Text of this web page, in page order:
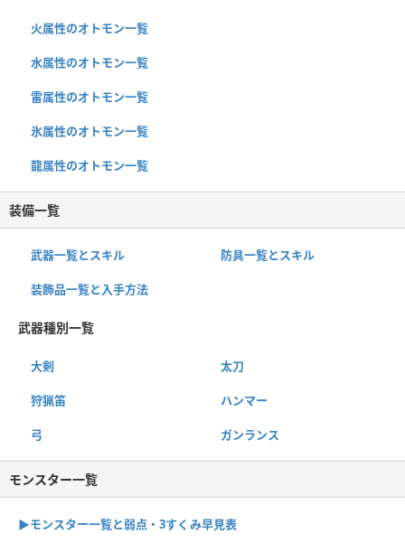
火属性のオトモン一覧
水属性のオトモン一覧
雷属性のオトモン一覧
氷属性のオトモン一覧
龍属性のオトモン一覧
装備一覧
武器一覧とスキル 防具一覧とスキル
装飾品一覧と入手方法
武器種別一覧
大剣 太刀
狩猟笛 ハンマー
弓 ガンランス
モンスター一覧
▶︎モンスター一覧と弱点・3すくみ早見表